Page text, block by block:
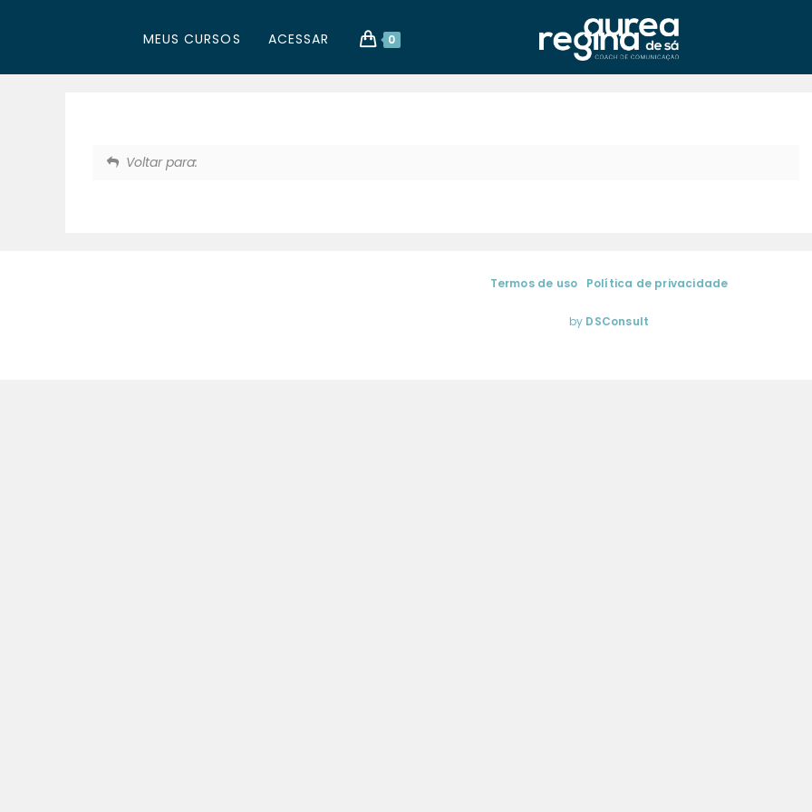
MEUS CURSOS ACESSAR 0
Voltar para:
Termos de uso
Política de privacidade
by DSConsult